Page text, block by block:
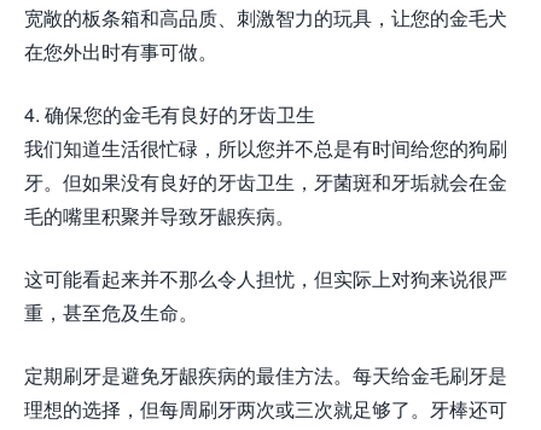
宽敞的板条箱和高品质、刺激智力的玩具，让您的金毛犬
在您外出时有事可做。
4. 确保您的金毛有良好的牙齿卫生
我们知道生活很忙碌，所以您并不总是有时间给您的狗刷
牙。但如果没有良好的牙齿卫生，牙菌斑和牙垢就会在金
毛的嘴里积聚并导致牙龈疾病。
这可能看起来并不那么令人担忧，但实际上对狗来说很严
重，甚至危及生命。
定期刷牙是避免牙龈疾病的最佳方法。每天给金毛刷牙是
理想的选择，但每周刷牙两次或三次就足够了。牙棒还可